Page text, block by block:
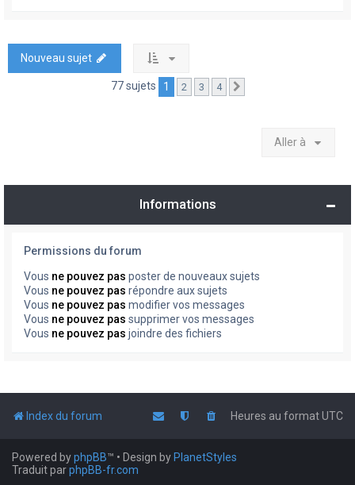
Nouveau sujet
77 sujets 1 2 3 4
Aller à
Informations
Permissions du forum
Vous ne pouvez pas poster de nouveaux sujets
Vous ne pouvez pas répondre aux sujets
Vous ne pouvez pas modifier vos messages
Vous ne pouvez pas supprimer vos messages
Vous ne pouvez pas joindre des fichiers
Index du forum Heures au formatUTC
Powered byphpBB™ • Design by PlanetStyles
Traduit parphpBB-fr.com